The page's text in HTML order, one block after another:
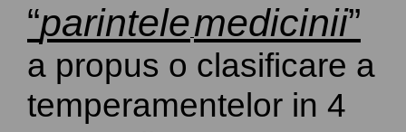
“parintelemedicinii”
a propus o clasificare a
temperamentelor in 4